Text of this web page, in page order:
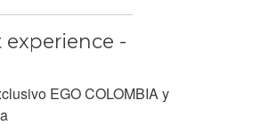
experience -
EGO COLOMBIA y